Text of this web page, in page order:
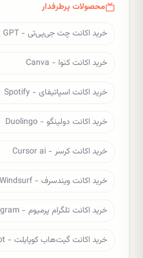
محصولات پرطرفدار
خرید اکانت چت جی‌پی‌تی - Chat GPT
خرید اکانت کنوا - Canva
خرید اکانت اسپاتیفای - Spotify
خرید اکانت دولینگو - Duolingo
خرید اکانت کرسر - Cursor ai
خرید اکانت ویندسرف - Windsurf
خرید اکانت تلگرام پرمیوم - Telegram
خرید اکانت گیت‌هاب کوپایلت - Github Copilot